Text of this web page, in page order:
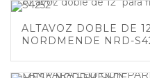
ALTAVOZ DOBLE DE
NORDMENDE NRD-